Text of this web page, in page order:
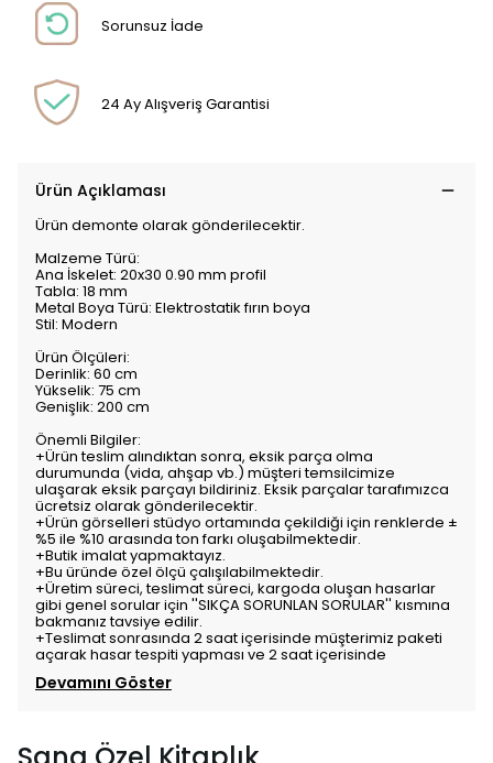
Sorunsuz İade
24 Ay Alışveriş Garantisi
Ürün Açıklaması
Ürün demonte olarak gönderilecektir.
Malzeme Türü:
Ana İskelet: 20x30 0.90 mm profil
Tabla: 18 mm
Metal Boya Türü: Elektrostatik fırın boya
Stil: Modern
Ürün Ölçüleri:
Derinlik: 60 cm
Yükselik: 75 cm
Genişlik: 200 cm
Önemli Bilgiler:
+Ürün teslim alındıktan sonra, eksik parça olma
durumunda (vida, ahşap vb.) müşteri temsilcimize
ulaşarak eksik parçayı bildiriniz. Eksik parçalar tarafımızca
ücretsiz olarak gönderilecektir.
+Ürün görselleri stüdyo ortamında çekildiği için renklerde ±
%5 ile %10 arasında ton farkı oluşabilmektedir.
+Butik imalat yapmaktayız.
+Bu üründe özel ölçü çalışılabilmektedir.
+Üretim süreci, teslimat süreci, kargoda oluşan hasarlar
gibi genel sorular için ''SIKÇA SORUNLAN SORULAR'' kısmına
bakmanız tavsiye edilir.
+Teslimat sonrasında 2 saat içerisinde müşterimiz paketi
açarak hasar tespiti yapması ve 2 saat içerisinde
Devamını Göster